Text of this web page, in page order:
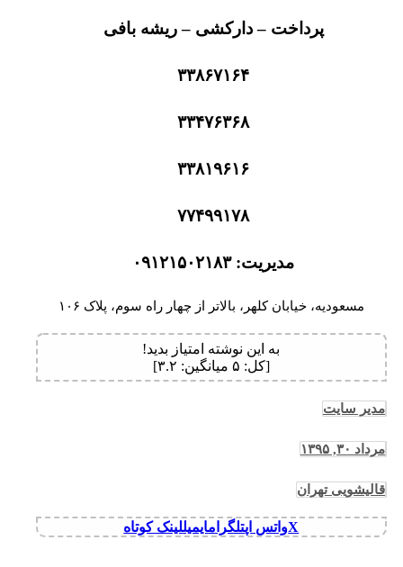
پرداخت – دارکشی – ریشه بافی
۳۳۸۶۷۱۶۴
۳۳۴۷۶۳۶۸
۳۳۸۱۹۶۱۶
۷۷۴۹۹۱۷۸
مدیریت: ۰۹۱۲۱۵۰۲۱۸۳
مسعودیه، خیابان کلهر، بالاتر از چهار راه سوم، پلاک ۱۰۶
به این نوشته امتیاز بدید!
[کل: ۵ میانگین: ۳.۲]
مدیر سایت
مرداد ۳۰, ۱۳۹۵
قالیشویی تهران
Xواتس اپتلگرامایمیللینک کوتاه